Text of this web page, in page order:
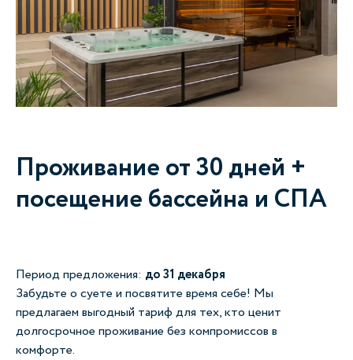
Проживание от 30 дней +
посещение бассейна и СПА
Период предложения: до 31 декабря
Забудьте о суете и посвятите время себе! Мы
предлагаем выгодный тариф для тех, кто ценит
долгосрочное проживание без компромиссов в
комфорте.